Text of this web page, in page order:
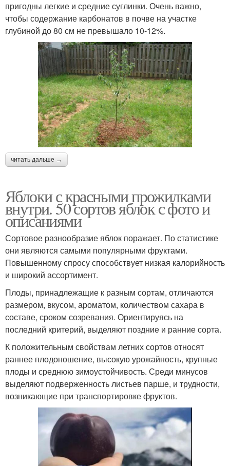
пригодны легкие и средние суглинки. Очень важно,
чтобы содержание карбонатов в почве на участке
глубиной до 80 см не превышало 10-12%.
читать дальше →
Яблоки с красными прожилками
внутри. 50 сортов яблок с фото и
описаниями
Сортовое разнообразие яблок поражает. По статистике
они являются самыми популярными фруктами.
Повышенному спросу способствует низкая калорийность
и широкий ассортимент.
Плоды, принадлежащие к разным сортам, отличаются
размером, вкусом, ароматом, количеством сахара в
составе, сроком созревания. Ориентируясь на
последний критерий, выделяют поздние и ранние сорта.
К положительным свойствам летних сортов относят
раннее плодоношение, высокую урожайность, крупные
плоды и среднюю зимоустойчивость. Среди минусов
выделяют подверженность листьев парше, и трудности,
возникающие при транспортировке фруктов.